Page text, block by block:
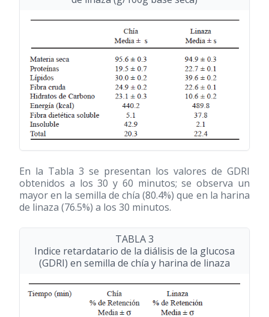
En la Tabla 3 se presentan los valores de GDRI
obtenidos a los 30 y 60 minutos; se observa un
mayor en la semilla de chía (80.4%) que en la harina
de linaza (76.5%) a los 30 minutos.
TABLA 3
Indice retardatario de la diálisis de la glucosa
(GDRI) en semilla de chía y harina de linaza